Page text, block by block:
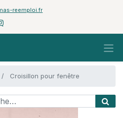
reemploi.fr
Croisillon pour fenêtre